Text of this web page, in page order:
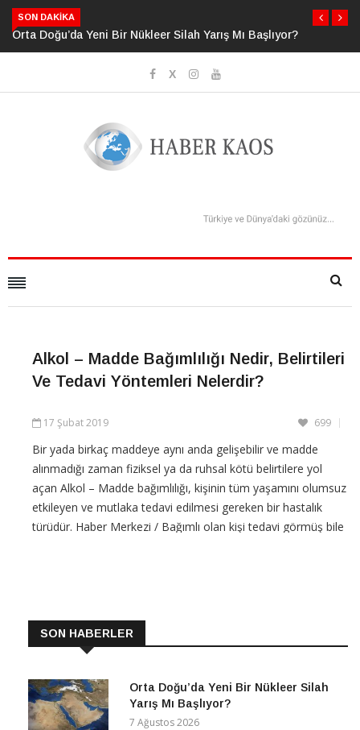
SON DAKIKA
Orta Doğu’da Yeni Bir Nükleer Silah Yarış Mı Başlıyor?Neden
Sanıyoruz?
Alkol – Madde Bağımlılığı Nedir, Belirtileri
Ve Tedavi Yöntemleri Nelerdir?
17 Şubat 2019 699
Bir yada birkaç maddeye aynı anda gelişebilir ve madde
alınmadığı zaman fiziksel ya da ruhsal kötü belirtilere yol
açan Alkol – Madde bağımlılığı, kişinin tüm yaşamını olumsuz
etkileyen ve mutlaka tedavi edilmesi gereken bir hastalık
türüdür. Haber Merkezi / Bağımlı olan kişi tedavi görmüş bile
SON HABERLER
Orta Doğu’da Yeni Bir Nükleer Silah
Yarış Mı Başlıyor?
7 Ağustos 2026